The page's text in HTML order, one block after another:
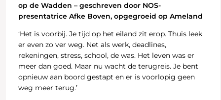
op de Wadden – geschreven door NOS-
presentatrice Afke Boven, opgegroeid op Ameland
‘Het is voorbij. Je tijd op het eiland zit erop. Thuis leek
er even zo ver weg. Net als werk, deadlines,
rekeningen, stress, school, de was. Het leven was er
meer dan goed. Maar nu wacht de terugreis. Je bent
opnieuw aan boord gestapt en er is voorlopig geen
weg meer terug.’